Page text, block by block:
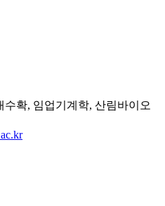
수확, 임업기계학, 산림바이오